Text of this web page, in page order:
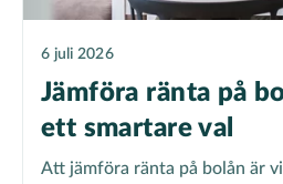
6 juli 2026
Jämföra ränta på
ett smartare val
Att jämföra ränta på bolån är